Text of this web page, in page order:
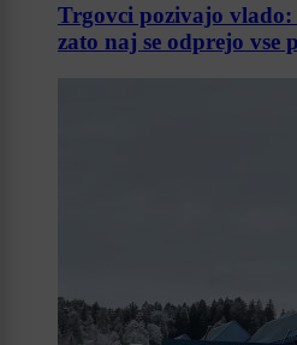
Trgovci pozivajo
zato naj se odprejo vse